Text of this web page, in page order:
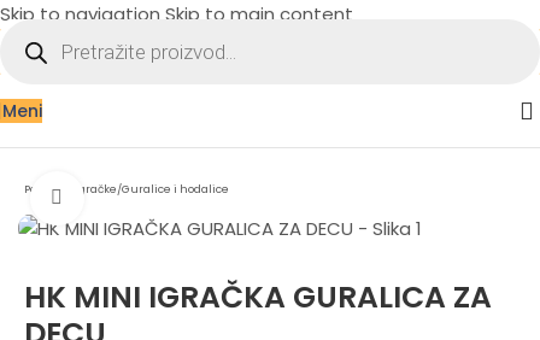
Skip to navigation Skip to main content
Meni
Početna Igračke/Guralice i hodalice
Zumiraj sliku
HK MINI IGRAČKA GURALICA ZA